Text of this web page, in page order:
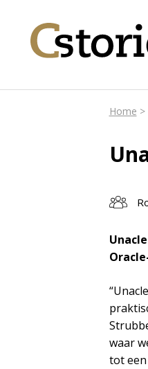
Home
waar
tot